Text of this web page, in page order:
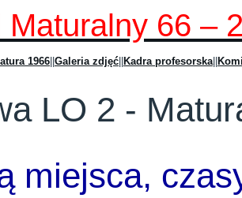
Maturalny 66 –
1966 Galeria zdjęć Kadra profesorska||
LO 2 -
miejsca,